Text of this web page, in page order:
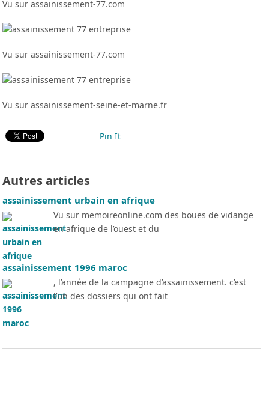
Vu sur assainissement-77.com
Vu sur assainissement-77.com
Vu sur assainissement-seine-et-marne.fr
Pin It
Autres articles
assainissement urbain en afrique
Vu sur memoireonline.com des boues de vidange
en afrique de l’ouest et du
assainissement 1996 maroc
, l’année de la campagne d’assainissement. c’est
l’un des dossiers qui ont fait